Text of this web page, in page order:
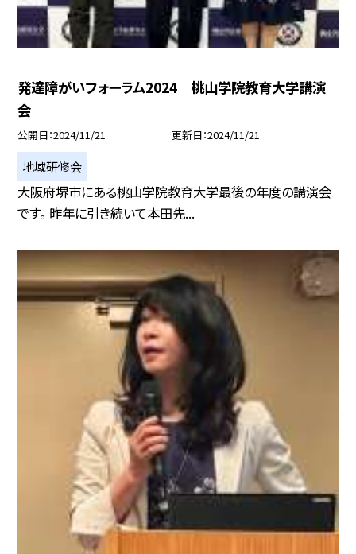
発達障がいフォーラム2024 桃山学院教育大学講演
会
公開日 2024/11/21 更新日 2024/11/21
地域研修会
大阪府堺市にある桃山学院教育大学最後の年度の講演会
です。 昨年に引き続いて本田先...